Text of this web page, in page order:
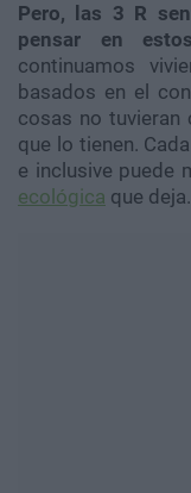
Pero, las 3 R
pensar en
continuamos
basados en el
cosas no
que lo tienen.
e inclusive puede
ecológica que deja.